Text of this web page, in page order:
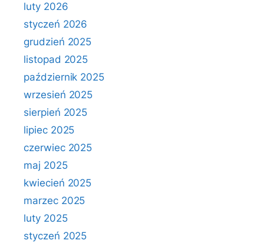
luty 2026
styczeń 2026
grudzień 2025
listopad 2025
październik 2025
wrzesień 2025
sierpień 2025
lipiec 2025
czerwiec 2025
maj 2025
kwiecień 2025
marzec 2025
luty 2025
styczeń 2025